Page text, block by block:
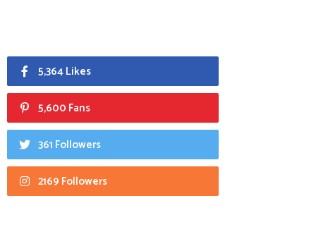
5,364 Likes
5,600 Fans
361 Followers
2169 Followers